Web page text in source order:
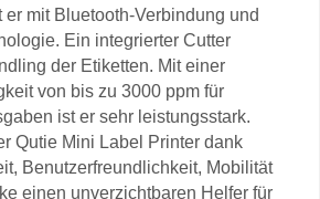
er mit Bluetooth-Verbindung und
Ein integrierter Cutter
der Etiketten. Mit einer
von bis zu 3000 ppm für
ist er sehr leistungsstark.
Qutie Mini Label Printer dank
Benutzerfreundlichkeit, Mobilität
einen unverzichtbaren Helfer für